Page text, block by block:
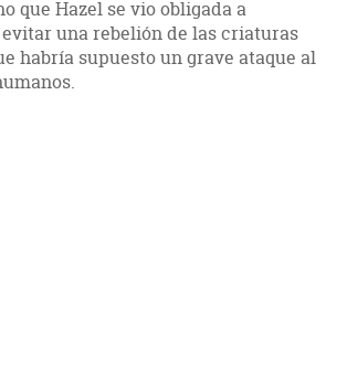
que Hazel se vio obligada a
una rebelión de las criaturas
habría supuesto un grave ataque al